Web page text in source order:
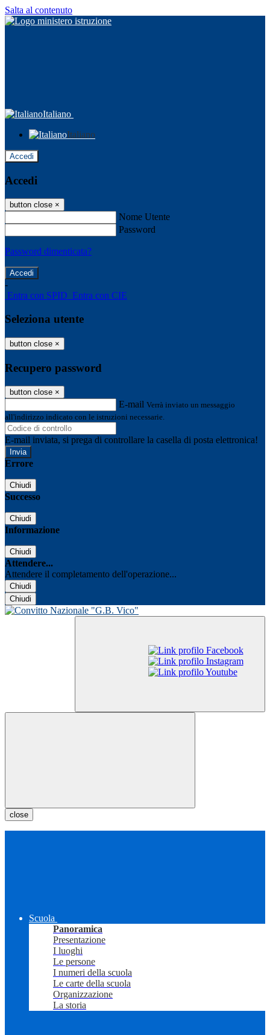
Salta al contenuto
Italiano
Italiano
Accedi
Accedi
button close ×
Nome Utente
Password
Password dimenticata?
-
Entra con SPID Entra con CIE
Seleziona utente
button close ×
Recupero password
button close ×
E-mail Verrà inviato un messaggio
all'indirizzo indicato con le istruzioni necessarie.
E-mail inviata, si prega di controllare la casella di posta elettronica!
Errore
Chiudi
Successo
Chiudi
Informazione
Chiudi
Attendere...
Attendere il completamento dell'operazione...
Chiudi
Chiudi
close
Scuola
Panoramica
Presentazione
I luoghi
Le persone
I numeri della scuola
Le carte della scuola
Organizzazione
La storia